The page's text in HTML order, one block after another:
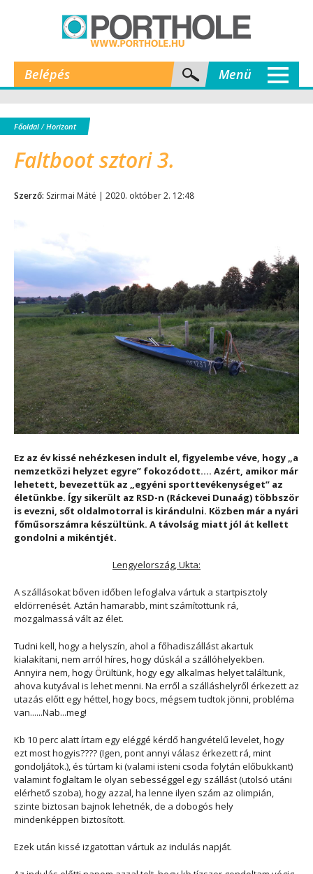
Belépés Menü
Főoldal/Horizont
Faltboot sztori 3.
Szerző: Szirmai Máté | 2020. október 2. 12:48
Ez az év kissé nehézkesen indult el, figyelembe véve, hogy „a
nemzetközi helyzet egyre” fokozódott.... Azért, amikor már
lehetett, bevezettük az „egyéni sporttevékenységet” az
életünkbe. Így sikerült az RSD-n (Ráckevei Dunaág) többször
is evezni, sőt oldalmotorral is kirándulni. Közben már a nyári
főműsorszámra készültünk. A távolság miatt jól át kellett
gondolni a mikéntjét.
Lengyelország, Ukta:
A szállásokat bőven időben lefoglalva vártuk a startpisztoly
eldörrenését. Aztán hamarabb, mint számítottunk rá,
mozgalmassá vált az élet.
Tudni kell, hogy a helyszín, ahol a főhadiszállást akartuk
kialakítani, nem arról híres, hogy dúskál a szállóhelyekben.
Annyira nem, hogy Örültünk, hogy egy alkalmas helyet találtunk,
ahova kutyával is lehet menni. Na erről a szálláshelyről érkezett az
utazás előtt egy héttel, hogy bocs, mégsem tudtok jönni, probléma
van......Nab...meg!
Kb 10 perc alatt írtam egy eléggé kérdő hangvételű levelet, hogy
ezt most hogyis???? (Igen, pont annyi válasz érkezett rá, mint
gondoljátok.), és túrtam ki (valami isteni csoda folytán előbukkant)
valamint foglaltam le olyan sebességgel egy szállást (utolsó utáni
elérhető szoba), hogy azzal, ha lenne ilyen szám az olimpián,
szinte biztosan bajnok lehetnék, de a dobogós hely
mindenképpen biztosított.
Ezek után kissé izgatottan vártuk az indulás napját.